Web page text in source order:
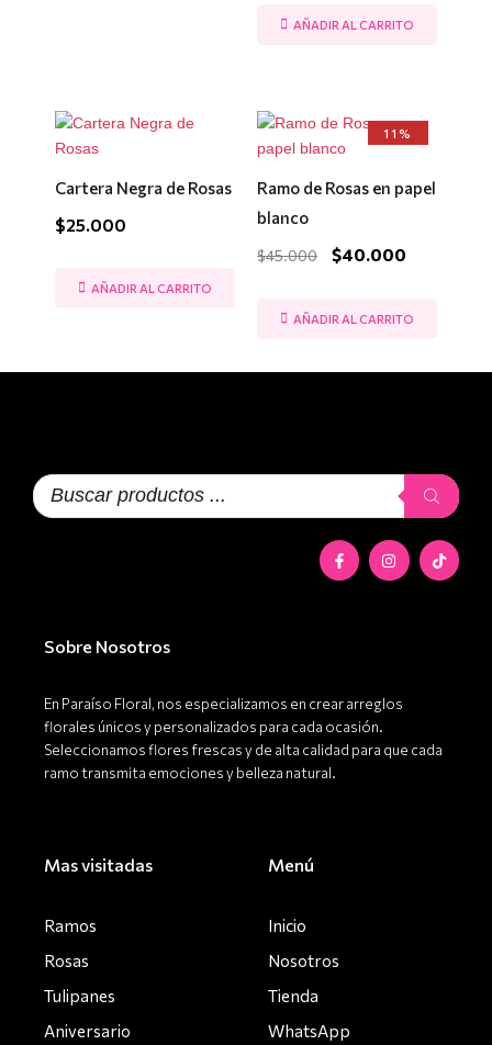
AÑADIR AL CARRITO
Cartera Negra de Rosas
$25.000
AÑADIR AL CARRITO
11%
Ramo de Rosas en papel
blanco
$45.000
El
precio
era:
$40.000
El
precio
es:
AÑADIR AL CARRITO
Búsqueda
de
F
a
c
I
n
s
T
i
k
Sobre Nosotros
En Paraíso Floral, nos especializamos en crear arreglos
florales únicos y personalizados para cada ocasión.
Seleccionamos flores frescas y de alta calidad para que cada
ramo transmita emociones y belleza natural.
Mas visitadas
Ramos
Rosas
Tulipanes
Aniversario
Menú
Inicio
Nosotros
Tienda
WhatsApp